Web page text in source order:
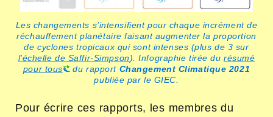
Les changements s’intensifient pour chaque incrément de
réchauffement planétaire faisant augmenter la proportion
de cyclones tropicaux qui sont intenses (plus de 3 sur
l'échelle de Saffir-Simpson). Infographie tirée durésumé
pour tous
du rapport Changement Climatique 2021
publiée par le GIEC.
Pour écrire ces rapports, les membres du